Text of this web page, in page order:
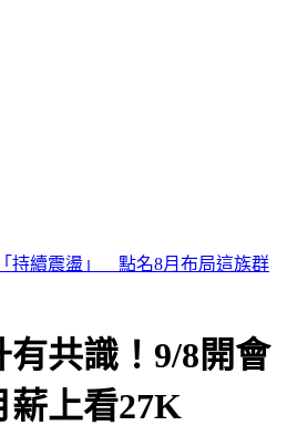
遭擠壓成廢鐵 駕駛當場身亡
共識！9/8開會
上看27K